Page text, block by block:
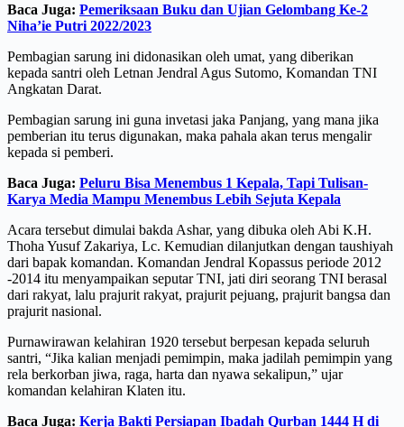
Baca Juga: Pemeriksaan Buku dan Ujian Gelombang Ke-2
Niha’ie Putri 2022/2023
Pembagian sarung ini didonasikan oleh umat, yang diberikan
kepada santri oleh Letnan Jendral Agus Sutomo, Komandan TNI
Angkatan Darat.
Pembagian sarung ini guna invetasi jaka Panjang, yang mana jika
pemberian itu terus digunakan, maka pahala akan terus mengalir
kepada si pemberi.
Baca Juga: Peluru Bisa Menembus 1 Kepala, Tapi Tulisan-
Karya Media Mampu Menembus Lebih Sejuta Kepala
Acara tersebut dimulai bakda Ashar, yang dibuka oleh Abi K.H.
Thoha Yusuf Zakariya, Lc. Kemudian dilanjutkan dengan taushiyah
dari bapak komandan. Komandan Jendral Kopassus periode 2012
-2014 itu menyampaikan seputar TNI, jati diri seorang TNI berasal
dari rakyat, lalu prajurit rakyat, prajurit pejuang, prajurit bangsa dan
prajurit nasional.
Purnawirawan kelahiran 1920 tersebut berpesan kepada seluruh
santri, “Jika kalian menjadi pemimpin, maka jadilah pemimpin yang
rela berkorban jiwa, raga, harta dan nyawa sekalipun,” ujar
komandan kelahiran Klaten itu.
Baca Juga: Kerja Bakti Persiapan Ibadah Qurban 1444 H di